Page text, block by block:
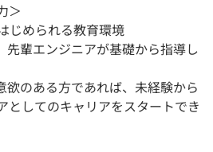
＞
められる教育環境
先輩エンジニアが基礎から指導し
欲のある方であれば、未経験から
としてのキャリアをスタートでき